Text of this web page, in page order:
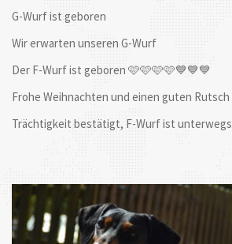
G-Wurf ist geboren
Wir erwarten unseren G-Wurf
Der F-Wurf ist geboren 🩷🩷🩷🩷💙💙💙
Frohe Weihnachten und einen guten Rutsch
Trächtigkeit bestätigt, F-Wurf ist unterwegs